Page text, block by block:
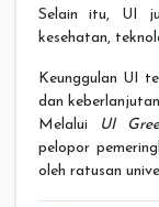
Selain itu, UI
kesehatan,
Keunggulan UI
dan
Melalui
UI
pelopor
oleh ratusan